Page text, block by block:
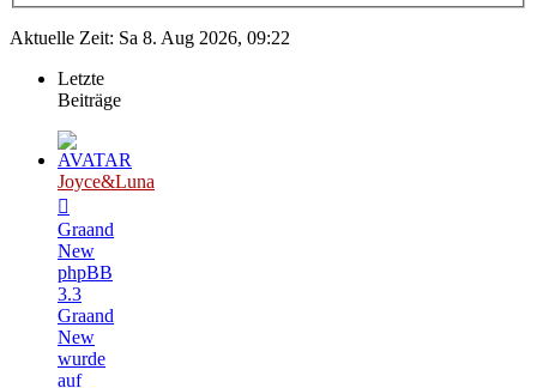
Aktuelle Zeit: Sa 8. Aug 2026, 09:22
Letzte
Beiträge
Joyce&Luna
Graand
New
phpBB
3.3
Graand
New
wurde
auf